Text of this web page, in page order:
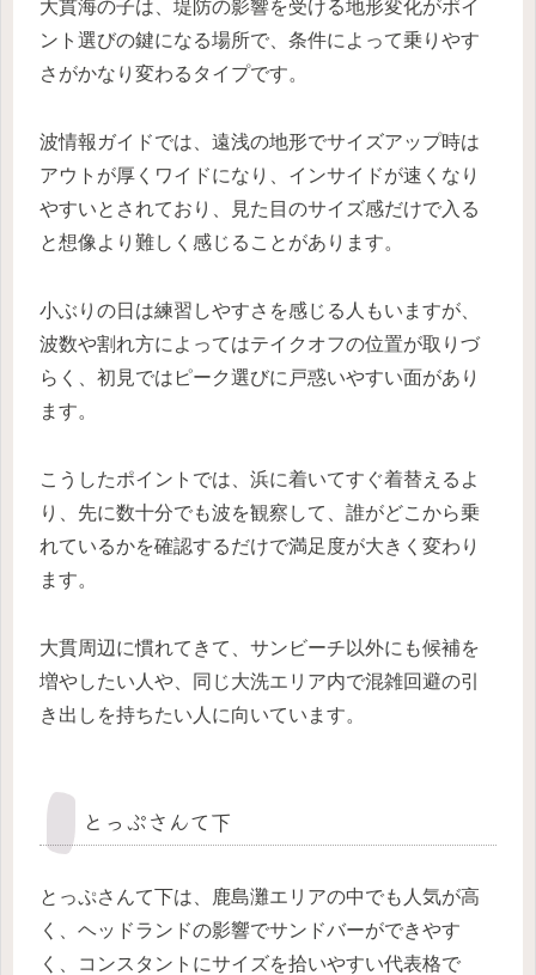
大貫海の子は、堤防の影響を受ける地形変化がポイ
ント選びの鍵になる場所で、条件によって乗りやす
さがかなり変わるタイプです。
波情報ガイドでは、遠浅の地形でサイズアップ時は
アウトが厚くワイドになり、インサイドが速くなり
やすいとされており、見た目のサイズ感だけで入る
と想像より難しく感じることがあります。
小ぶりの日は練習しやすさを感じる人もいますが、
波数や割れ方によってはテイクオフの位置が取りづ
らく、初見ではピーク選びに戸惑いやすい面があり
ます。
こうしたポイントでは、浜に着いてすぐ着替えるよ
り、先に数十分でも波を観察して、誰がどこから乗
れているかを確認するだけで満足度が大きく変わり
ます。
大貫周辺に慣れてきて、サンビーチ以外にも候補を
増やしたい人や、同じ大洗エリア内で混雑回避の引
き出しを持ちたい人に向いています。
とっぷさんて下
とっぷさんて下は、鹿島灘エリアの中でも人気が高
く、ヘッドランドの影響でサンドバーができやす
く、コンスタントにサイズを拾いやすい代表格で